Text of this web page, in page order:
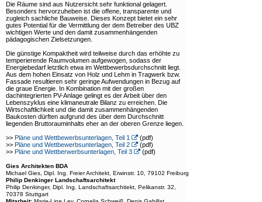
Die Räume sind aus Nutzersicht sehr funktional gelagert.
Besonders hervorzuheben ist die offene, transparente und
zugleich sachliche Bauweise. Dieses Konzept bietet ein sehr
gutes Potential für die Vermittlung der dem Betreiber des UBZ
wichtigen Werte und den damit zusammenhängenden
pädagogischen Zielsetzungen.
Die günstige Kompaktheit wird teilweise durch das erhöhte zu
temperierende Raumvolumen aufgewogen, sodass der
Energiebedarf letztlich etwa im Wettbewerbsdurchschnitt liegt.
Aus dem hohen Einsatz von Holz und Lehm in Tragwerk bzw.
Fassade resultieren sehr geringe Aufwendungen in Bezug auf
die graue Energie. In Kombination mit der großen
dachintegrierten PV-Anlage gelingt es der Arbeit über den
Lebenszyklus eine klimaneutrale Bilanz zu erreichen. Die
Wirtschaftlichkeit und die damit zusammenhängenden
Baukosten dürften aufgrund des über dem Durchschnitt
liegenden Bruttorauminhalts eher an der oberen Grenze liegen.
>> Pläne und Wettbewerbsunterlagen, Teil 1
(pdf)
>> Pläne und Wettbewerbsunterlagen, Teil 2
(pdf)
>> Pläne und Wettberwerbsunterlagen, Teil 3 (pdf)
Gies Architekten BDA
Michael Gies, Dipl. Ing. Freier Architekt, Erwinstr. 10, 79102 Freiburg
Philip Denkinger Landschaftsarchitekt
Philip Denkinger, Dipl. Ing. Landschaftsarchitekt, Pelikanstr. 32,
70378 Stuttgart